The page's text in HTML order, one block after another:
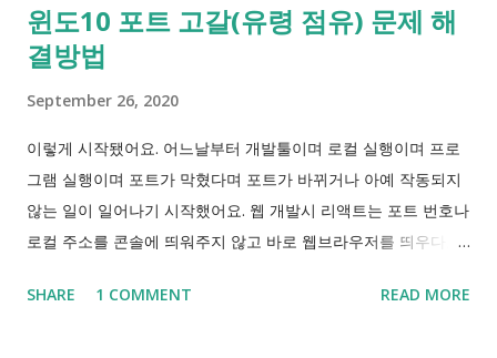
C
o
m
m
n
윈도10 포트 고갈(유령 점유) 문제 해
결방법
September 26, 2020
이렇게 시작됐어요. 어느날부터 개발툴이며 로컬 실행이며 프로
그램 실행이며 포트가 막혔다며 포트가 바뀌거나 아예 작동되지
않는 일이 일어나기 시작했어요. 웹 개발시 리액트는 포트 번호나
로컬 주소를 콘솔에 띄워주지 않고 바로 웹브라우저를 띄우다보
으니 netstat 이나 Process Explorer , TCPView 등에서 찾아보
SHARE 1 COMMENT READ MORE